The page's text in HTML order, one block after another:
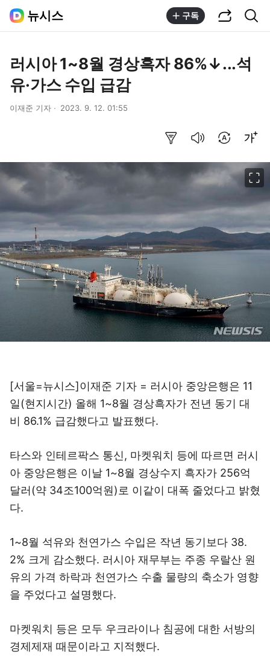
뉴시스 구독
러시아 1~8월 경상흑자 86%↓...석
유·가스 수입 급감
이재준 기자 2023. 9. 12. 01:55
[서울=뉴시스]이재준 기자 = 러시아 중앙은행은 11
일(현지시간) 올해 1~8월 경상흑자가 전년 동기 대
비 86.1% 급감했다고 발표했다.
타스와 인테르팍스 통신, 마켓워치 등에 따르면 러시
아 중앙은행은 이날 1~8월 경상수지 흑자가 256억
달러(약 34조100억원)로 이같이 대폭 줄었다고 밝혔
다.
1~8월 석유와 천연가스 수입은 작년 동기보다 38.
2% 크게 감소했다. 러시아 재무부는 주종 우랄산 원
유의 가격 하락과 천연가스 수출 물량의 축소가 영향
을 주었다고 설명했다.
마켓워치 등은 모두 우크라이나 침공에 대한 서방의
경제제재 때문이라고 지적했다.